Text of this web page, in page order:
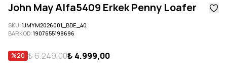
John May Alfa5409 Erkek Penny Loafer
SKU:1JMYM2026001_BDE_40
BARKOD:1907655198696
%20 ₺ 6.249,00₺ 4.999,00